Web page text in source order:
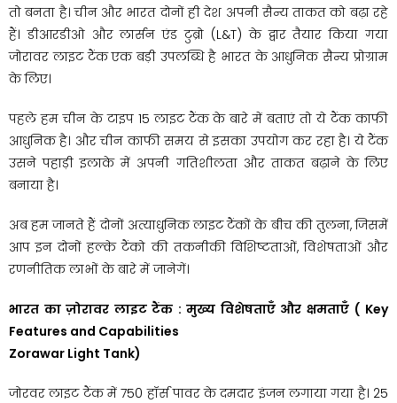
तो बनता है। चीन और भारत दोनों ही देश अपनी सैन्य ताकत को बढ़ा रहे
हैं। डीआरडीओ और लार्सन एंड टुब्रो (L&T) के द्वार तैयार किया गया
जोरावर लाइट टैंक एक बड़ी उपलब्धि है भारत के आधुनिक सैन्य प्रोग्राम
के लिए।
पहले हम चीन के टाइप 15 लाइट टैंक के बारे में बताएं तो ये टैंक काफी
आधुनिक है। और चीन काफी समय से इसका उपयोग कर रहा है। ये टैंक
उसने पहाड़ी इलाके में अपनी गतिशीलता और ताकत बढ़ाने के लिए
बनाया है।
अब हम जानते हैं दोनों अत्याधुनिक लाइट टैंकों के बीच की तुलना, जिसमें
आप इन दोनों हल्के टैंको की तकनीकी विशिष्टताओं, विशेषताओं और
रणनीतिक लाभों के बारे में जानेगें।
भारत का ज़ोरावर लाइट टैंक : मुख्य विशेषताएँ और क्षमताएँ ( Key
Features and Capabilities
Zorawar Light Tank)
जोरवर लाइट टैंक में 750 हॉर्स पावर के दमदार इंजन लगाया गया है। 25